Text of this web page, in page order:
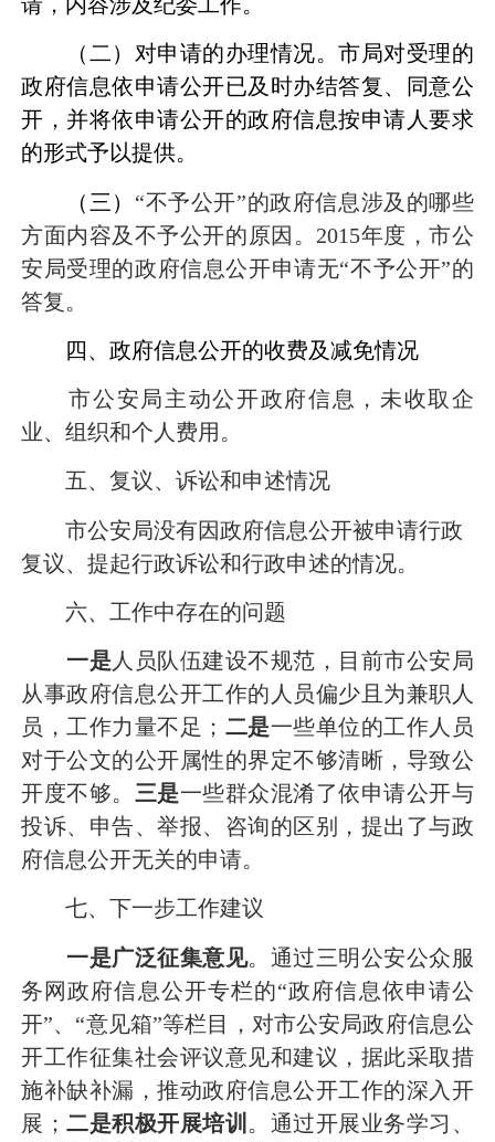
（二）对申请的办理情况。市局对受理的
政府信息依申请公开已及时办结答复、同意公
开，并将依申请公开的政府信息按申请人要求
的形式予以提供。
（三） “不予公开”的政府信息涉及的哪些
方面内容及不予公开的原因。 2015年度，市公
安局受理的政府信息公开申请无“不予公开”的
答复。
四、政府信息公开的收费及减免情况
市公安局主动公开政府信息，未收取企
业、组织和个人费用。
五、 复议、诉讼和申述情况
市公安局没有因政府信息公开被申请行政
复议、提起行政诉讼和行政申述的情况。
六、工作中存在的问题
一是人员队伍建设不规范，目前市公安局
从事政府信息公开工作的人员偏少且为兼职人
员，工作力量不足； 二是一些单位的工作人员
对于公文的公开属性的界定不够清晰，导致公
开度不够。 三是一些群众混淆了依申请公开与
投诉、申告、举报、咨询的区别，提出了与政
府信息公开无关的申请。
七、下一步工作建议
一是广泛征集意见。通过三明公安公众服
务网政府信息公开专栏的“政府信息依申请公
开”、 “意见箱”等栏目，对市公安局政府信息公
开工作征集社会评议意见和建议，据此采取措
施补缺补漏，推动政府信息公开工作的深入开
展； 二是积极开展培训 。通过开展业务学习、